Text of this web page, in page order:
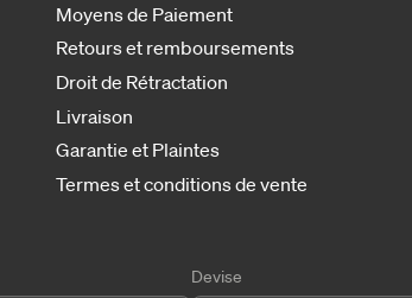
Moyens de Paiement
Retours et remboursements
Droit de Rétractation
Livraison
Garantie et Plaintes
Termes et conditions de vente
Devise